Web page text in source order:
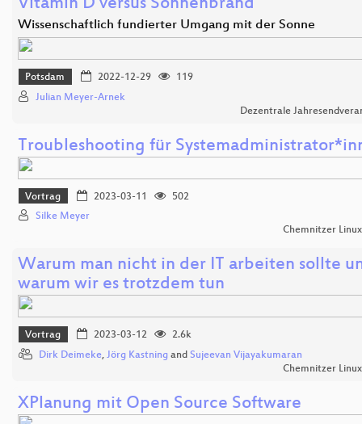
Vitamin D versus Sonnenbrand
Wissenschaftlich fundierter Umgang mit der Sonne
Potsdam 2022-12-29
119
Julian Meyer-Arnek
Dezentrale
Troubleshooting für
Vortrag 2023-03-11
502
Silke Meyer
Chemnitzer
Warum man nicht in der IT arbeiten sollte
warum wir es trotzdem tun
Vortrag 2023-03-12
2.6k
Dirk Deimeke, Jörg Kastning and Sujeevan Vijayakumaran
Chemnitzer
XPlanung mit Open Source Software